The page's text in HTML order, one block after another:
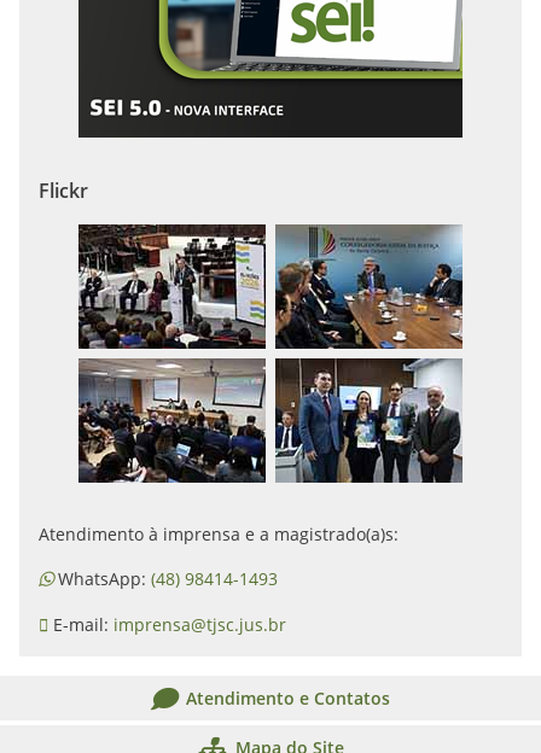
Flickr
Atendimento à imprensa e a magistrado(a)s:
WhatsApp: (48) 98414-1493
E-mail: imprensa@tjsc.jus.br
Atendimento e Contatos
Mapa do Site